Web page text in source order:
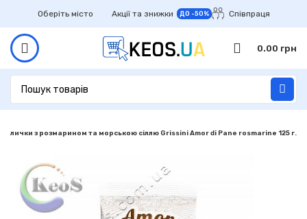
Оберіть місто Акції та знижки ДО -50% Співпраця
0.00 грн
палички з розмарином та морською сіллю Grissini Amor di Pane rosmarine 125 г.